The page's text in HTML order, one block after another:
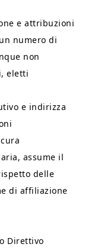
e attribuzioni
numero di
non
eletti
e indirizza
assume il
delle
di affiliazione
Direttivo